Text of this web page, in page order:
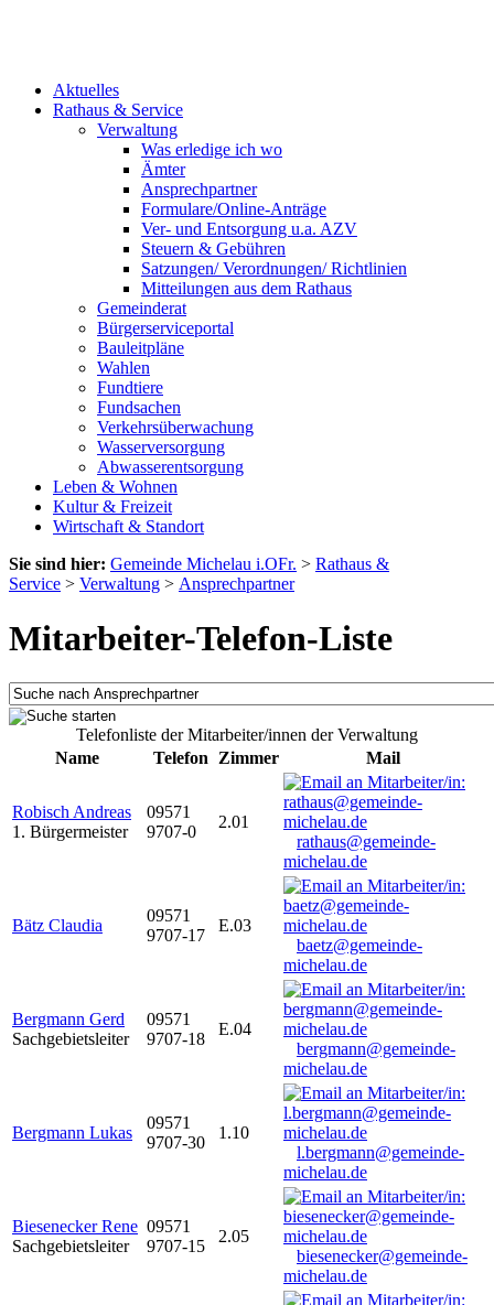
Aktuelles
Rathaus & Service
Verwaltung
Was erledige ich wo
Ämter
Ansprechpartner
Formulare/Online-Anträge
Ver- und Entsorgung u.a. AZV
Steuern & Gebühren
Satzungen/ Verordnungen/ Richtlinien
Mitteilungen aus dem Rathaus
Gemeinderat
Bürgerserviceportal
Bauleitpläne
Wahlen
Fundtiere
Fundsachen
Verkehrsüberwachung
Wasserversorgung
Abwasserentsorgung
Leben & Wohnen
Kultur & Freizeit
Wirtschaft & Standort
Sie sind hier: Gemeinde Michelau i.OFr. > Rathaus &
Service > Verwaltung > Ansprechpartner
Mitarbeiter-Telefon-Liste
Telefonliste der Mitarbeiter/innen der Verwaltung
Name
Telefon Zimmer Mail
Robisch Andreas
1. Bürgermeister
09571
9707-0
2.01
rathaus@gemeinde-
michelau.de
Bätz Claudia
09571
9707-17
E.03
baetz@gemeinde-
michelau.de
Bergmann Gerd
Sachgebietsleiter
09571
9707-18
E.04
bergmann@gemeinde-
michelau.de
Bergmann Lukas
09571
9707-30
1.10
l.bergmann@gemeinde-
michelau.de
Biesenecker Rene
Sachgebietsleiter
09571
9707-15
2.05
biesenecker@gemeinde-
michelau.de